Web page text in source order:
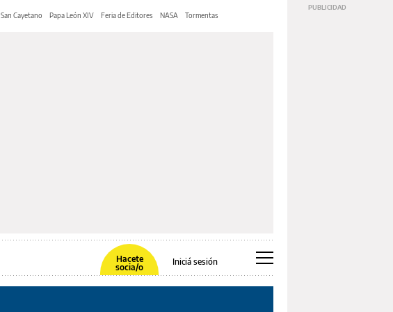
San Cayetano Papa León XIV Feria de Editores NASA Tormentas
Hacete
socia/o
Iniciá sesión